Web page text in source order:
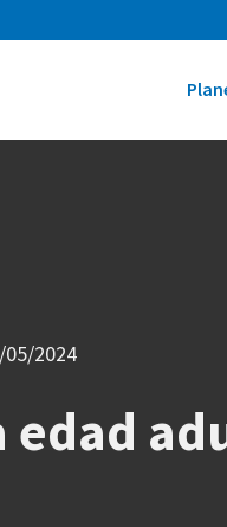
05/2024
edad